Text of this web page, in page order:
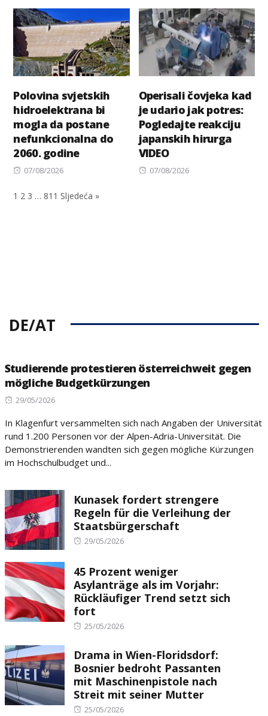
Polovina svjetskih
hidroelektrana bi
mogla da postane
nefunkcionalna do
2060. godine
Posted
07/08/2026
Operisali čovjeka kad
je udario jak potres:
Pogledajte reakciju
japanskih hirurga
VIDEO
Posted
07/08/2026
1 2 3 … 811 Sljedeća »
DE/AT
Studierende protestieren österreichweit gegen
mögliche Budgetkürzungen
Posted
29/05/2026
In Klagenfurt versammelten sich nach Angaben der Universität
rund 1.200 Personen vor der Alpen-Adria-Universität. Die
Demonstrierenden wandten sich gegen mögliche Kürzungen
im Hochschulbudget und...
Kunasek fordert strengere
Regeln für die Verleihung der
Staatsbürgerschaft
Posted
29/05/2026
45 Prozent weniger
Asylanträge als im Vorjahr:
Rückläufiger Trend setzt sich
fort
Posted
25/05/2026
Drama in Wien-Floridsdorf:
Bosnier bedroht Passanten
mit Maschinenpistole nach
Streit mit seiner Mutter
Posted
25/05/2026